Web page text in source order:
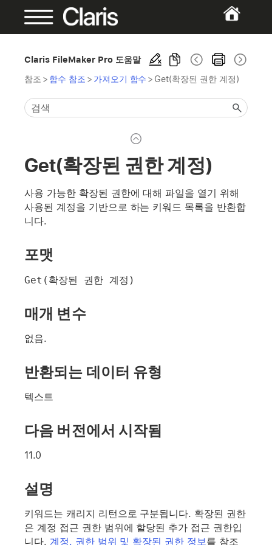
Claris FileMaker Pro 도움말
참조 > 함수 참조 > 가져오기 함수 > Get(확장된 권한 계정)
Get(확장된 권한 계정)
사용 가능한 확장된 권한에 대해 파일을 열기 위해
사용된 계정을 기반으로 하는 키워드 목록을 반환합
니다.
포맷
Get(확장된 권한 계정)
매개 변수
없음.
반환되는 데이터 유형
텍스트
다음 버전에서 시작됨
11.0
설명
키워드는 캐리지 리턴으로 구분됩니다. 확장된 권한
은 계정 접근 권한 범위에 할당된 추가 접근 권한입
니다. 계정, 권한 범위 및 확장된 권한 정보를 참조